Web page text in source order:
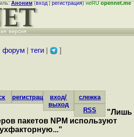
Аноним(вход|регистрация)неRUopennet.me
форум| теги| ]
регистрациявход/
выход
слежка
RSS
"Лишь
пакетов NPM используют